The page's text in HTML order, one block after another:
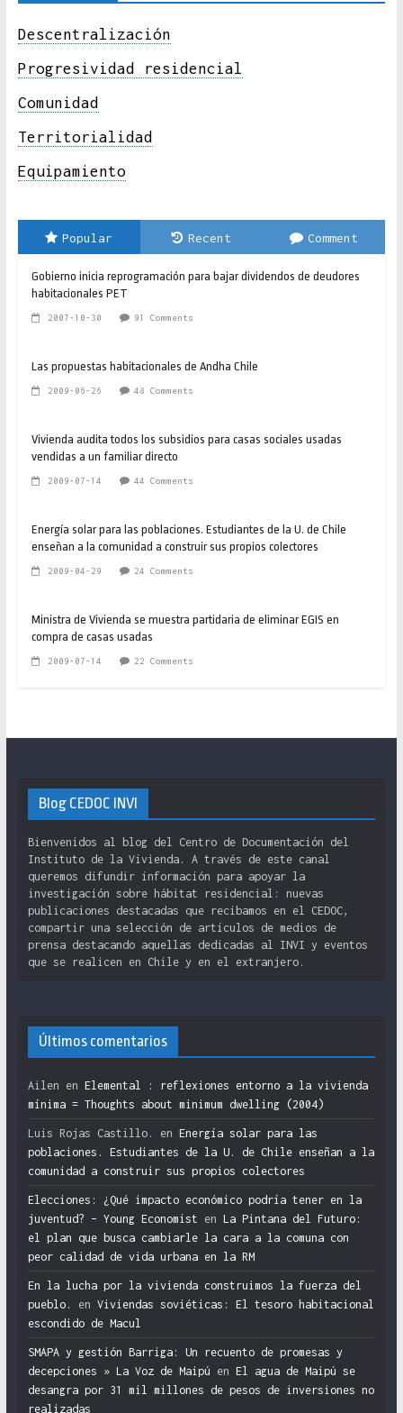
Descentralización
Progresividad residencial
Comunidad
Territorialidad
Equipamiento
Popular Recent Comment
Gobierno inicia reprogramación para bajar dividendos de deudores
habitacionales PET
2007-10-30 91 Comments
Las propuestas habitacionales de Andha Chile
2009-06-26 48 Comments
Vivienda audita todos los subsidios para casas sociales usadas
vendidas a un familiar directo
2009-07-14 44 Comments
Energía solar para las poblaciones. Estudiantes de la U. de Chile
enseñan a la comunidad a construir sus propios colectores
2009-04-29 24 Comments
Ministra de Vivienda se muestra partidaria de eliminar EGIS en
compra de casas usadas
2009-07-14 22 Comments
Blog CEDOC INVI
Bienvenidos al blog del Centro de Documentación del
Instituto de la Vivienda. A través de este canal
queremos difundir información para apoyar la
investigación sobre hábitat residencial: nuevas
publicaciones destacadas que recibamos en el CEDOC,
compartir una selección de artículos de medios de
prensa destacando aquellas dedicadas al INVI y eventos
que se realicen en Chile y en el extranjero.
Últimos comentarios
Ailen en Elemental : reflexiones entorno a la vivienda
mínima = Thoughts about minimum dwelling (2004)
Luis Rojas Castillo. en Energía solar para las
poblaciones. Estudiantes de la U. de Chile enseñan a la
comunidad a construir sus propios colectores
Elecciones: ¿Qué impacto económico podría tener en la
juventud? – Young Economist en La Pintana del Futuro:
el plan que busca cambiarle la cara a la comuna con
peor calidad de vida urbana en la RM
En la lucha por la vivienda construimos la fuerza del
pueblo.
en Viviendas soviéticas: El tesoro habitacional
escondido de Macul
SMAPA y gestión Barriga: Un recuento de promesas y
decepciones » La Voz de Maipú en El agua de Maipú se
desangra por 31 mil millones de pesos de inversiones no
realizadas